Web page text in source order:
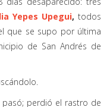
Yepes Upegui, todos
que se supo por última
de San Andrés de
pasó; perdió el rastro de